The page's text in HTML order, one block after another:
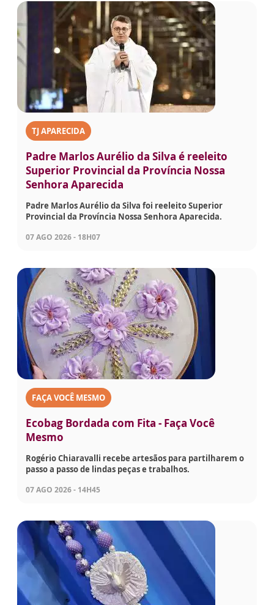
TJ APARECIDA
Padre Marlos Aurélio da Silva é reeleito
Superior Provincial da Província Nossa
Senhora Aparecida
Padre Marlos Aurélio da Silva foi reeleito Superior
Provincial da Província Nossa Senhora Aparecida.
07 AGO 2026 - 18H07
FAÇA VOCÊ MESMO
Ecobag Bordada com Fita - Faça Você
Mesmo
Rogério Chiaravalli recebe artesãos para partilharem o
passo a passo de lindas peças e trabalhos.
07 AGO 2026 - 14H45